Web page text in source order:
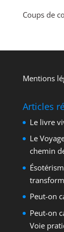
Coups de
Mentions
Articles
Le livre
Le
chemin
Peut-on
Peut-on
Voie